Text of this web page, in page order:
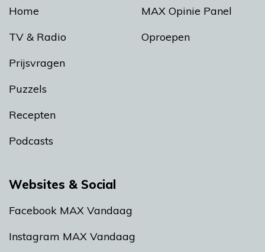
Home
TV & Radio
Prijsvragen
Puzzels
Recepten
Podcasts
MAX Opinie Panel
Oproepen
Websites & Social
Facebook MAX Vandaag
Instagram MAX Vandaag